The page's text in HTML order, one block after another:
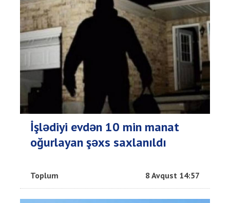
İşlədiyi evdən 10 min manat
oğurlayan şəxs saxlanıldı
Toplum 8 Avqust 14:57